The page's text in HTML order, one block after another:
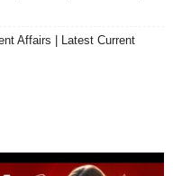
Affairs | Latest Current